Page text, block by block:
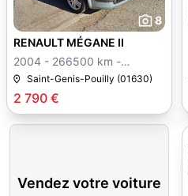
8
2 790 €
RENAULT MÉGANE II
2004 - 266500 km -
Manuelle
Saint-Genis-Pouilly (01630)
Vendez votre voiture